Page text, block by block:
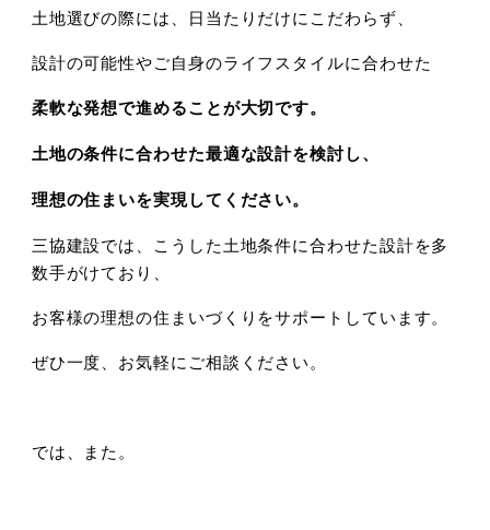
土地選びの際には、日当たりだけにこだわらず、
設計の可能性やご自身のライフスタイルに合わせた
柔軟な発想で進めることが大切です。
土地の条件に合わせた最適な設計を検討し、
理想の住まいを実現してください。
三協建設では、こうした土地条件に合わせた設計を多
数手がけており、
お客様の理想の住まいづくりをサポートしています。
ぜひ一度、お気軽にご相談ください。
では、また。